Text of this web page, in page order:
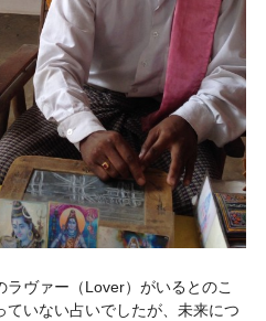
ヴァー（Lover）がいるとのこ
ていない占いでしたが、未来につ